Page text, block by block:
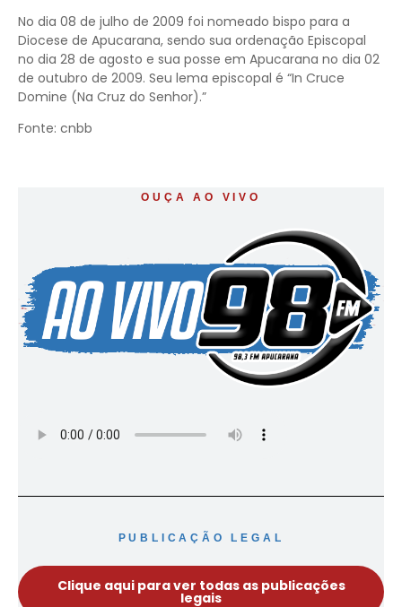
No dia 08 de julho de 2009 foi nomeado bispo para a
Diocese de Apucarana, sendo sua ordenação Episcopal
no dia 28 de agosto e sua posse em Apucarana no dia 02
de outubro de 2009. Seu lema episcopal é “In Cruce
Domine (Na Cruz do Senhor).”
Fonte: cnbb
OUÇA AO VIVO
PUBLICAÇÃO LEGAL
Clique aqui para ver todas as publicações
legais